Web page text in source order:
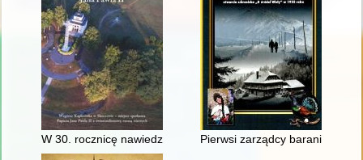
W 30. rocznicę nawiedzenia Śląska Cieszyńskiego przez
Pierwsi zarządcy